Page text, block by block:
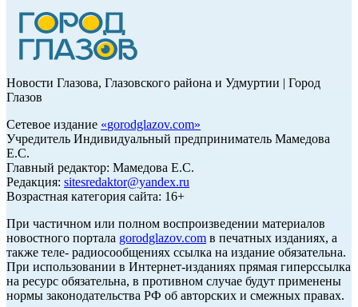
Новости Глазова, Глазовского района и Удмуртии | Город
Глазов
Сетевое издание «gorodglazov.com»
Учредитель Индивидуальный предприниматель Мамедова
Е.С.
Главный редактор: Мамедова Е.С.
Редакция: sitesredaktor@yandex.ru
Возрастная категория сайта: 16+
При частичном или полном воспроизведении материалов
новостного портала gorodglazov.com в печатных изданиях, а
также теле- радиосообщениях ссылка на издание обязательна.
При использовании в Интернет-изданиях прямая гиперссылка
на ресурс обязательна, в противном случае будут применены
нормы законодательства РФ об авторских и смежных правах.